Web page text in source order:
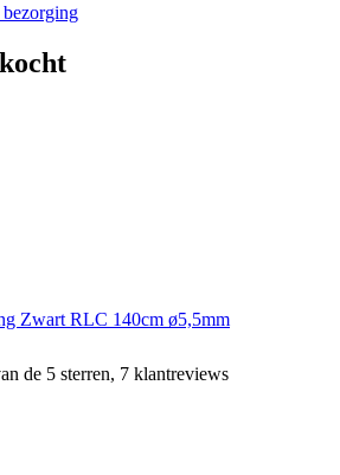
Zwart RLC 140cm ø5,5mm
de 5 sterren, 7 klantreviews